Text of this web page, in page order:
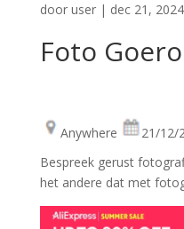
door user| dec 21, 2024
Foto
Anywhere
21/12/
Bespreek gerust
het andere dat met